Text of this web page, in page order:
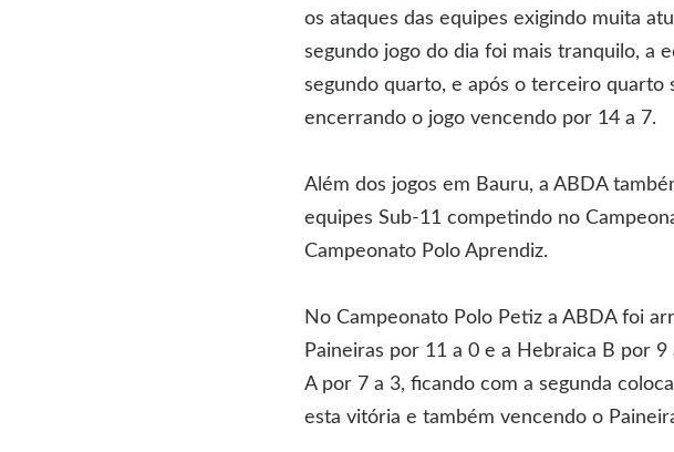
os ataques das equipes exigindo muita
segundo jogo do dia foi mais tranquilo, a
segundo quarto, e após o terceiro quarto
encerrando o jogo vencendo por 14 a 7.
Além dos jogos em Bauru, a ABDA
equipes Sub-11 competindo no
Campeonato Polo Aprendiz.
No Campeonato Polo Petiz a ABDA foi
Paineiras por 11 a 0 e a Hebraica B por
A por 7 a 3, ficando com a segunda
esta vitória e também vencendo o